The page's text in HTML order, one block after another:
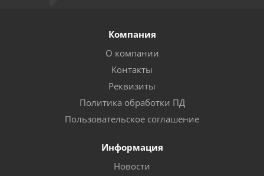
Компания
О компании
Контакты
Реквизиты
Политика обработки ПД
Пользовательское соглашение
Информация
Новости